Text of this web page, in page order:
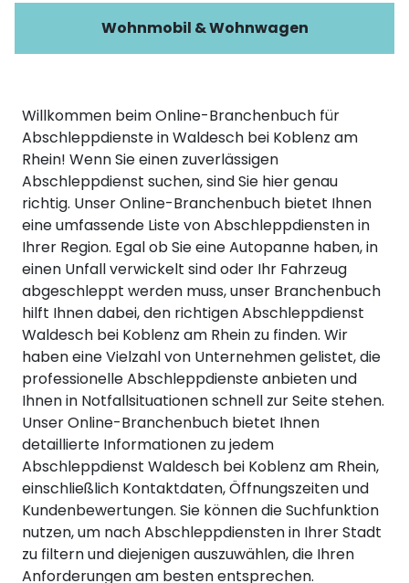
Willkommen beim Online-Branchenbuch für
Abschleppdienste in Waldesch bei Koblenz am
Rhein! Wenn Sie einen zuverlässigen
Abschleppdienst suchen, sind Sie hier genau
richtig. Unser Online-Branchenbuch bietet Ihnen
eine umfassende Liste von Abschleppdiensten in
Ihrer Region. Egal ob Sie eine Autopanne haben, in
einen Unfall verwickelt sind oder Ihr Fahrzeug
abgeschleppt werden muss, unser Branchenbuch
hilft Ihnen dabei, den richtigen Abschleppdienst
Waldesch bei Koblenz am Rhein zu finden. Wir
haben eine Vielzahl von Unternehmen gelistet, die
professionelle Abschleppdienste anbieten und
Ihnen in Notfallsituationen schnell zur Seite stehen.
Unser Online-Branchenbuch bietet Ihnen
detaillierte Informationen zu jedem
Abschleppdienst Waldesch bei Koblenz am Rhein,
einschließlich Kontaktdaten, Öffnungszeiten und
Kundenbewertungen. Sie können die Suchfunktion
nutzen, um nach Abschleppdiensten in Ihrer Stadt
zu filtern und diejenigen auszuwählen, die Ihren
Anforderungen am besten entsprechen.
Wohnmobil & Wohnwagen